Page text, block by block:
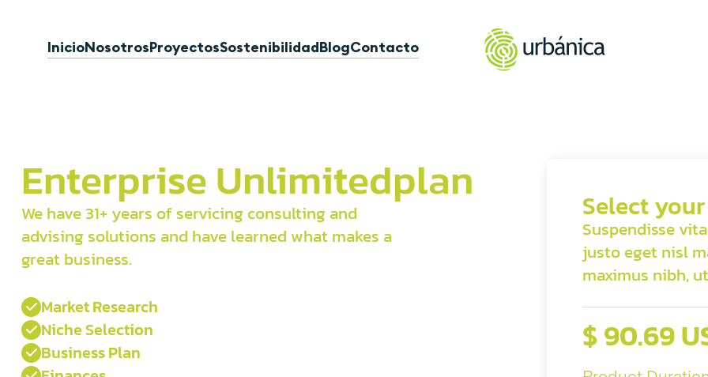
InicioNosotrosProyectosSostenibilidadBlogContacto
Enterprise Unlimitedplan
We have 31+ years of servicing consulting and
advising solutions and have learned what makes a
great business.
 Market Research
 Niche Selection
 Business Plan
Select
Suspendisse
justo eget nisl
maximus nibh,
$ 90.69